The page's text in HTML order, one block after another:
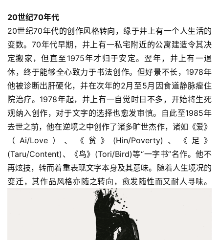
砚
边
夜
话
美
术
图
库
容
易
寫
錯
20世纪70年代
20世纪70年代的创作风格转向，缘于井上有一个人生活的
变数。70年代早期，井上有一私宅附近的公寓建造令其决
定搬家，但直至1975年才归于安定。翌年，井上有一退
休，终于能够全心致力于书法创作。但好景不长，1978年
他被诊断出肝硬化，并在次年的2月至5月因食道静脉瘤住
院治疗。1978年起，井上有一自觉时日不多，开始将生死
观纳入创作，对于文字的选择也愈发审慎。自此至1985年
去世之前，他在逆境之中创作了诸多旷世杰作，诸如《爱》
（Ai/Love）、《贫》(Hin/Poverty)、《足》
(Taru/Content)、《鸟》(Tori/Bird)等“一字书”名作。他不
再炫技，转而着重表现文字本身及其意味。随着人生境况的
变迁，其作品风格亦随之转向，愈发随性而又耐人寻味。